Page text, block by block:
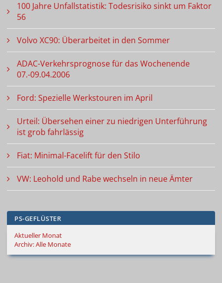
100 Jahre Unfallstatistik: Todesrisiko sinkt um Faktor
56
Volvo XC90: Überarbeitet in den Sommer
ADAC-Verkehrsprognose für das Wochenende
07.-09.04.2006
Ford: Spezielle Werkstouren im April
Urteil: Übersehen einer zu niedrigen Unterführung
ist grob fahrlässig
Fiat: Minimal-Facelift für den Stilo
VW: Leohold und Rabe wechseln in neue Ämter
PS-GEFLÜSTER
Aktueller Monat
Archiv: Alle Monate